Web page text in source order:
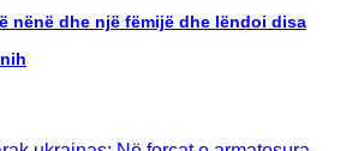
nënë dhe një fëmijë dhe lëndoi disa